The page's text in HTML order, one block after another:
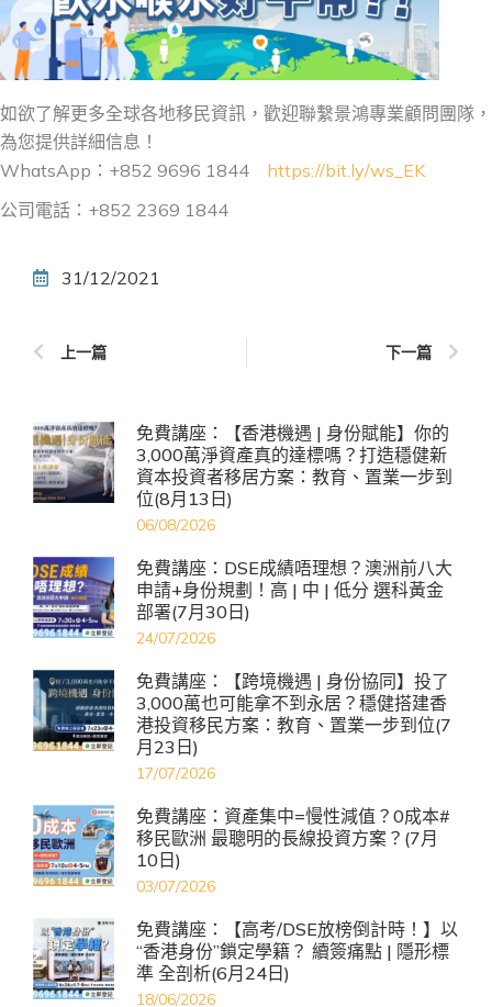
如欲了解更多全球各地移民資訊，歡迎聯繫景鴻專業顧問團隊，
為您提供詳細信息！
WhatsApp：+852 9696 1844 https://bit.ly/ws_EK
公司電話：+852 2369 1844
31/12/2021
上一篇 下一篇
免費講座：【香港機遇 | 身份賦能】你的
3,000萬淨資產真的達標嗎？打造穩健新
資本投資者移居方案：教育、置業一步到
位(8月13日)
06/08/2026
免費講座：DSE成績唔理想？澳洲前八大
申請+身份規劃！高 | 中 | 低分 選科黃金
部署(7月30日)
24/07/2026
免費講座：【跨境機遇 | 身份協同】投了
3,000萬也可能拿不到永居？穩健搭建香
港投資移民方案：教育、置業一步到位(7
月23日)
17/07/2026
免費講座：資產集中=慢性減值？0成本#
移民歐洲 最聰明的長線投資方案？(7月
10日)
03/07/2026
免費講座：【高考/DSE放榜倒計時！】以
“香港身份”鎖定學籍？ 續簽痛點 | 隱形標
準 全剖析(6月24日)
18/06/2026